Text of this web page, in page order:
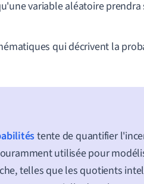
variable aléatoire
qui décrivent la
tente de quantifier
utilisée pour
telles que les quotients